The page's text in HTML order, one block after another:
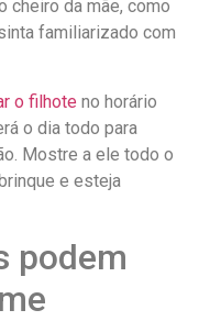
cheiro da mãe, como
familiarizado com
o filhote no horário
o dia todo para
Mostre a ele todo o
e esteja
podem